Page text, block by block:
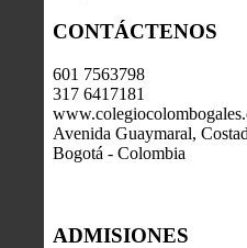
CONTÁCTENOS
601 7563798
317 6417181
Avenida Guaymaral,
Bogotá - Colombia
ADMISIONES